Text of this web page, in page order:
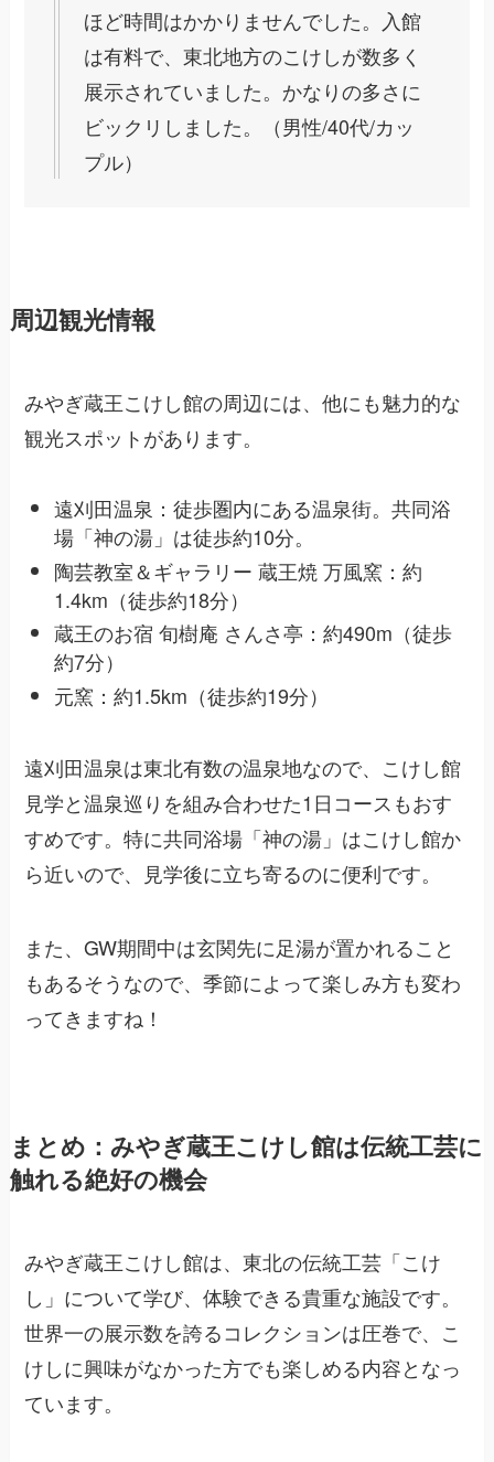
ほど時間はかかりませんでした。入館
は有料で、東北地方のこけしが数多く
展示されていました。かなりの多さに
ビックリしました。（男性/40代/カッ
プル）
周辺観光情報
みやぎ蔵王こけし館の周辺には、他にも魅力的な
観光スポットがあります。
遠刈田温泉：徒歩圏内にある温泉街。共同浴
場「神の湯」は徒歩約10分。
陶芸教室＆ギャラリー 蔵王焼 万風窯：約
1.4km（徒歩約18分）
蔵王のお宿 旬樹庵 さんさ亭：約490m（徒歩
約7分）
元窯：約1.5km（徒歩約19分）
遠刈田温泉は東北有数の温泉地なので、こけし館
見学と温泉巡りを組み合わせた1日コースもおす
すめです。特に共同浴場「神の湯」はこけし館か
ら近いので、見学後に立ち寄るのに便利です。
また、GW期間中は玄関先に足湯が置かれること
もあるそうなので、季節によって楽しみ方も変わ
ってきますね！
まとめ：みやぎ蔵王こけし館は伝統工芸に
触れる絶好の機会
みやぎ蔵王こけし館は、東北の伝統工芸「こけ
し」について学び、体験できる貴重な施設です。
世界一の展示数を誇るコレクションは圧巻で、こ
けしに興味がなかった方でも楽しめる内容となっ
ています。